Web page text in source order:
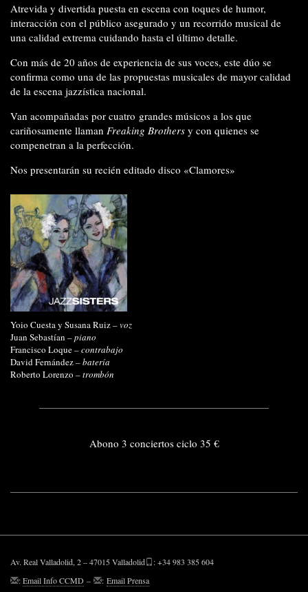
Atrevida y divertida puesta en escena con toques de humor,
interacción con el público asegurado y un recorrido musical de
una calidad extrema cuidando hasta el último detalle.
Con más de 20 años de experiencia de sus voces, este dúo se
confirma como una de las propuestas musicales de mayor calidad
de la escena jazzística nacional.
Van acompañadas por cuatro grandes músicos a los que
cariñosamente llaman Freaking Brothers y con quienes se
compenetran a la perfección.
Nos presentarán su recién editado disco «Clamores»
Yoio Cuesta y Susana Ruiz –voz
Juan Sebastían – piano
Francisco Loque– contrabajo
David Fernández– batería
Roberto Lorenzo – trombón
Abono 3 conciertos ciclo 35 €
Av. Real Valladolid, 2 – 47015 Valladolid
: +34 983 385 604
:Email Info CCMD – : Email Prensa